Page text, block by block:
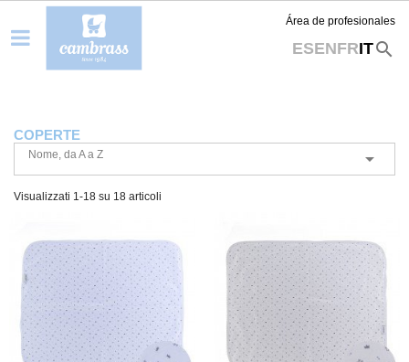
Área de profesionales
ESENFRITsearch
COPERTE
Nome, da A a Z 
Visualizzati 1-18 su 18 articoli